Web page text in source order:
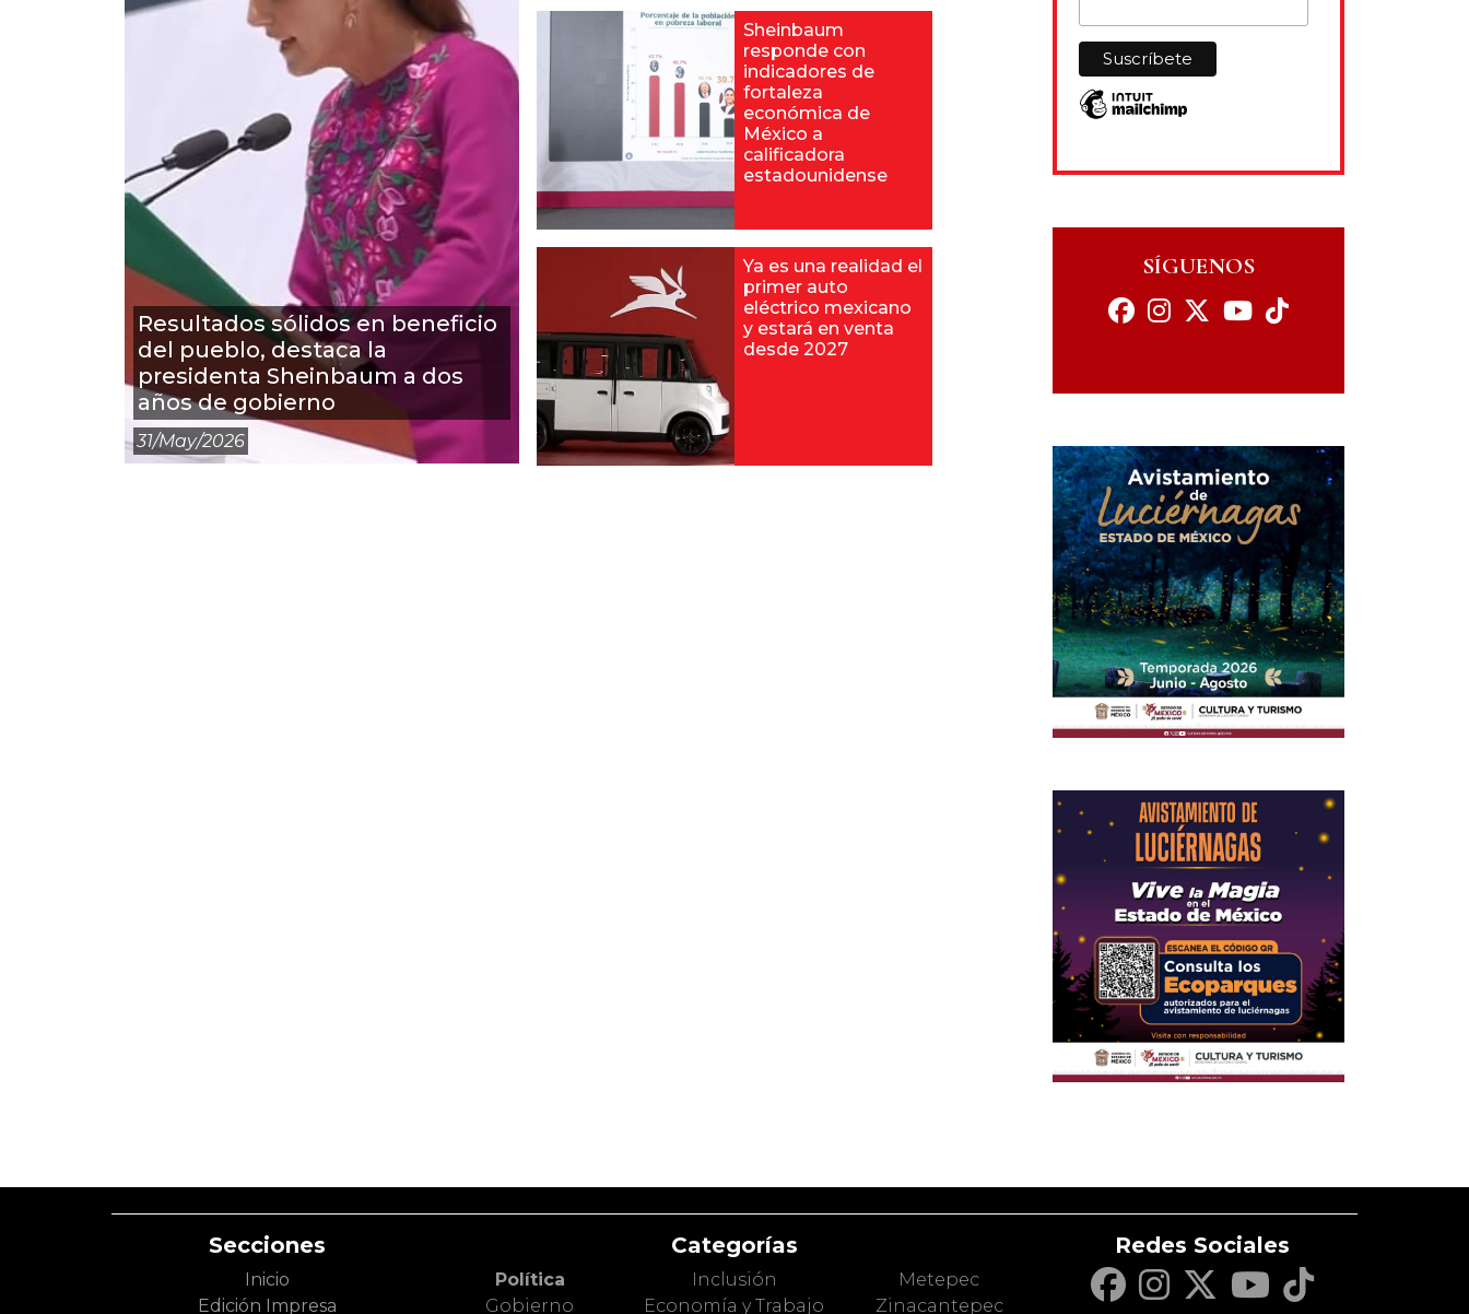
Resultados sólidos en beneficio
del pueblo, destaca la
presidenta Sheinbaum a dos
años de gobierno
31/may/2026
Sheinbaum
responde con
indicadores de
fortaleza
económica de
México a
calificadora
estadounidense
Ya es una realidad el
primer auto
eléctrico mexicano
y estará en venta
desde 2027
SÍGUENOS
Secciones
Inicio
Edición Impresa
Categorías
Política
Gobierno
Inclusión
Economía y Trabajo
Metepec
Zinacantepec
Redes Sociales